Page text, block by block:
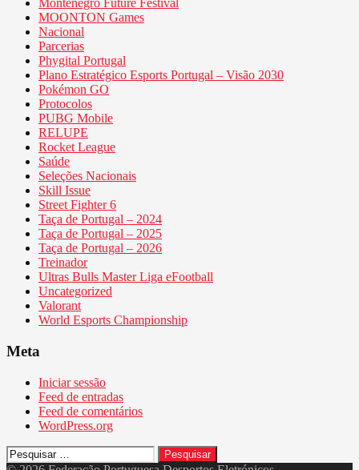
Montenegro Future Festival
MOONTON Games
Nacional
Parcerias
Phygital Portugal
Plano Estratégico Esports Portugal – Visão 2030
Pokémon GO
Protocolos
PUBG Mobile
RELUPE
Rocket League
Saúde
Seleções Nacionais
Skill Issue
Street Fighter 6
Taça de Portugal – 2024
Taça de Portugal – 2025
Taça de Portugal – 2026
Treinador
Ultras Bulls Master Liga eFootball
Uncategorized
Valorant
World Esports Championship
Meta
Iniciar sessão
Feed de entradas
Feed de comentários
WordPress.org
Pesquisar
por: